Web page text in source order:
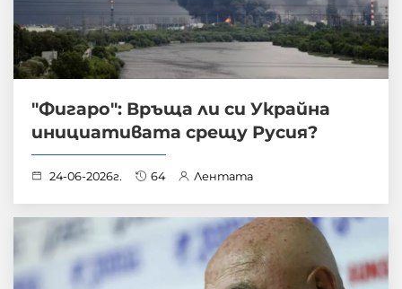
"Фигаро": Връща ли си Украйна
инициативата срещу Русия?
24-06-2026г. 64 Лентата